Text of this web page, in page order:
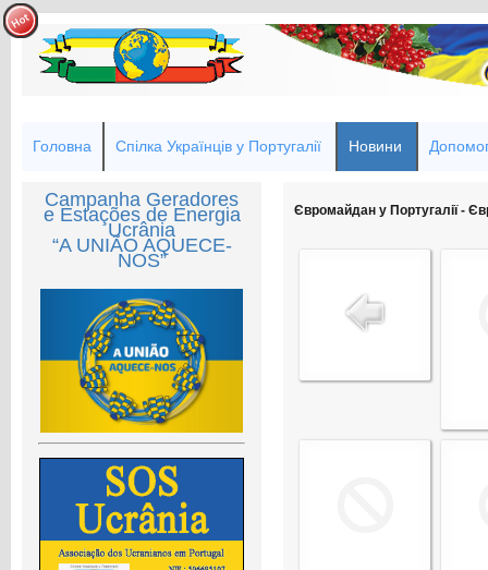
Головна Спілка Українців у Португалії Новини
Campanha Geradores
e Estações de Energia
Ucrânia
“A UNIÃO AQUECE-
NOS”
Євромайдан у Португалії -